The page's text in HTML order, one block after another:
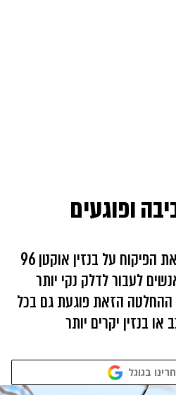
ופוגעים
ממחר (ג') המדינה תסיר את הפיקוח על בנזין אוקטן 96
לעבור לדלק נקי יותר
הזאת פוגעת גם בכל
בנזין יקרים יותר
בגוגל